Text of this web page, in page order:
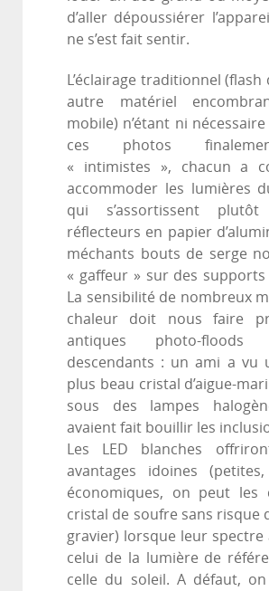
d’aller dépoussiérer
ne s’est fait sentir.
L’éclairage traditionnel
autre matériel
mobile) n’étant ni
ces photos
« intimistes », chacun a
accommoder les lumières
qui s’assortissent
réflecteurs en papier
méchants bouts de serge
« gaffeur » sur des
La sensibilité de nombreux
chaleur doit nous faire
antiques photo-
descendants : un ami a vu
plus beau cristal d’aigue-
sous des lampes
avaient fait bouillir les
Les LED blanches
avantages idoines
économiques, on peut les
cristal de soufre sans risque
gravier) lorsque leur spectre
celui de la lumière de
celle du soleil. A défaut,